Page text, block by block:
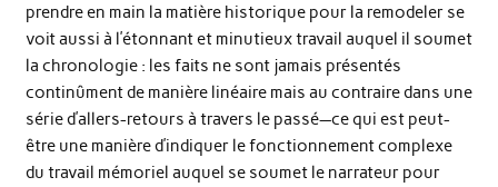
prendre en main la matière historique pour la remodeler se
voit aussi à l’étonnant et minutieux travail auquel il soumet
la chronologie : les faits ne sont jamais présentés
continûment de manière linéaire mais au contraire dans une
série d’allers-retours à travers le passé—ce qui est peut-
être une manière d’indiquer le fonctionnement complexe
du travail mémoriel auquel se soumet le narrateur pour